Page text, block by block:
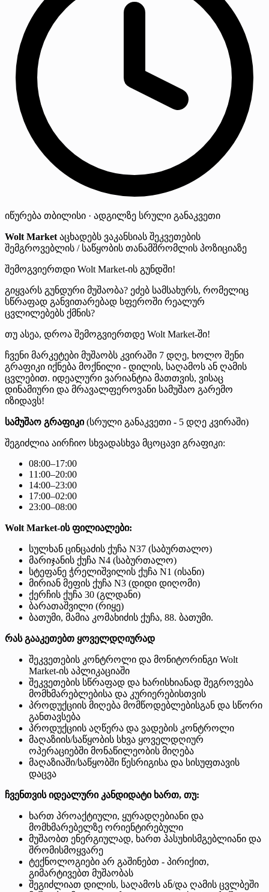
იწურება თბილისი · ადგილზე სრული განაკვეთი
Wolt Market აცხადებს ვაკანსიას შეკვეთების
შემგროვებლის / საწყობის თანამშრომლის პოზიციაზე
შემოგვიერთდი Wolt Market-ის გუნდში!
გიყვარს გუნდური მუშაობა? ეძებ სამსახურს, რომელიც
სწრაფად განვითარებად სფეროში რეალურ
ცვლილებებს ქმნის?
თუ ასეა, დროა შემოგვიერთდე Wolt Market-ში!
ჩვენი მარკეტები მუშაობს კვირაში 7 დღე, ხოლო შენი
გრაფიკი იქნება მოქნილი - დილის, საღამოს ან ღამის
ცვლებით. იდეალური ვარიანტია მათთვის, ვისაც
დინამიური და მრავალფეროვანი სამუშაო გარემო
იზიდავს!
სამუშაო გრაფიკი(სრული განაკვეთი - 5 დღე კვირაში)
შეგიძლია აირჩიო სხვადასხვა მცოცავი გრაფიკი:
08:00–17:00
11:00–20:00
14:00–23:00
17:00–02:00
23:00–08:00
Wolt Market-ის ფილიალები:
სულხან ცინცაძის ქუჩა N37 (საბურთალო)
მარიჯანის ქუჩა N4 (საბურთალო)
სტეფანე ჭრელიშვილის ქუჩა N1 (ისანი)
მირიან მეფის ქუჩა N3 (დიდი დიღომი)
ქერჩის ქუჩა 30 (გლდანი)
ბარათაშვილი (რიყე)
ბათუმი, მამია კომახიძის ქუჩა, 88. ბათუმი.
რას გააკეთებთ ყოველდღიურად
შეკვეთების კონტროლი და მონიტორინგი Wolt
Market-ის აპლიკაციაში
შეკვეთების სწრაფად და ხარისხიანად შეგროვება
მომხმარებლებისა და კურიერებისთვის
პროდუქციის მიღება მომწოდებლებისგან და სწორი
განთავსება
პროდუქციის აღწერა და ვადების კონტროლი
მაღაზიის/საწყობის სხვა ყოველდღიურ
ოპერაციებში მონაწილეობის მიღება
მაღაზიაში/საწყობში წესრიგისა და სისუფთავის
დაცვა
ჩვენთვის იდეალური კანდიდატი ხართ, თუ:
ხართ პროაქტიული, ყურადღებიანი და
მომხმარებელზე ორიენტირებული
მუშაობთ ენერგიულად, ხართ პასუხისმგებლიანი და
შრომისმოყვარე
ტექნოლოგიები არ გაშინებთ - პირიქით,
გიმარტივებთ მუშაობას
შეგიძლიათ დილის, საღამოს ან/და ღამის ცვლბეში